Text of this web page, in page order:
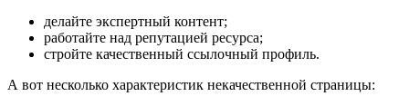
делайте экспертный контент;
работайте над репутацией ресурса;
стройте качественный ссылочный профиль.
А вот несколько характеристик некачественной страницы: